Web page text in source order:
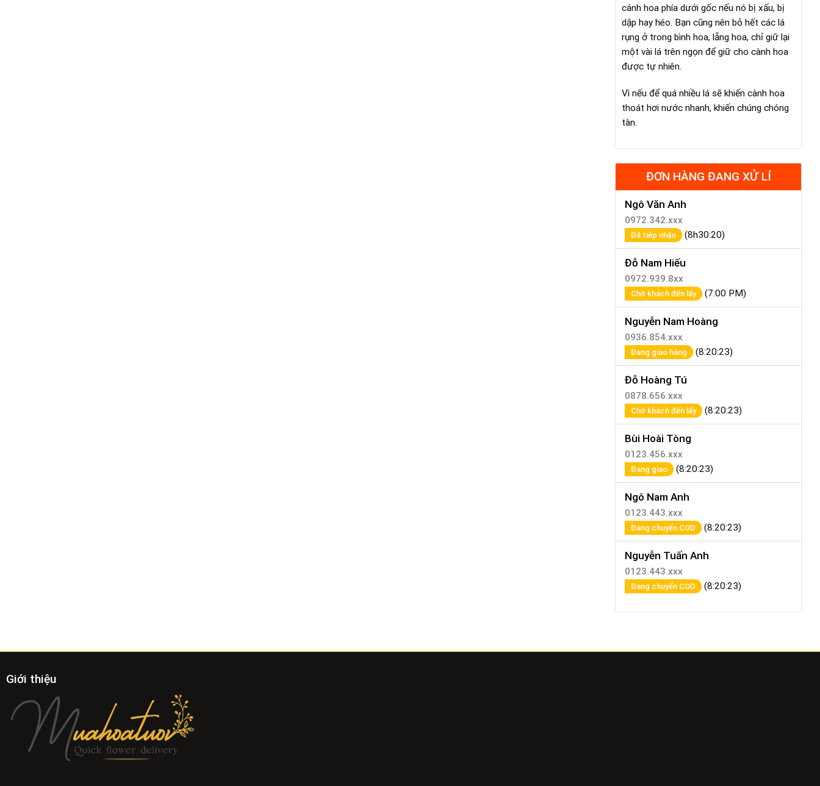
cánh hoa phía dưới gốc nếu nó bị xấu, bị
dập hay héo. Bạn cũng nên bỏ hết các lá
rụng ở trong bình hoa, lẵng hoa, chỉ giữ lại
một vài lá trên ngọn để giữ cho cành hoa
được tự nhiên.
Vì nếu để quá nhiều lá sẽ khiến cành hoa
thoát hơi nước nhanh, khiến chúng chóng
tàn.
ĐƠN HÀNG ĐANG XỬ LÍ
Ngô Văn Anh
0972.342.xxx
Đã tiếp nhận (8h30:20)
Đỗ Nam Hiếu
0972.939.8xx
Chờ khách đến lấy (7:00 PM)
Nguyễn Nam Hoàng
0936.854.xxx
Đang giao hàng (8:20:23)
Đỗ Hoàng Tú
0878.656.xxx
Chờ khách đến lấy (8:20:23)
Bùi Hoài Tòng
0123.456.xxx
Đang giao (8:20:23)
Ngô Nam Anh
0123.443.xxx
Đang chuyển COD (8:20:23)
Nguyễn Tuấn Anh
0123.443.xxx
Đang chuyển COD (8:20:23)
Giới thiệu